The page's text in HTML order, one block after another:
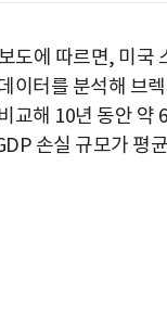
도에 따르면, 미국
이터를 분석해 브
교해 10년 동안 약
손실 규모가 평